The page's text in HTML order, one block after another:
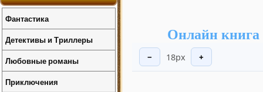
Онлайн
− 18px +
Фантастика
Детективы и Триллеры
Любовные романы
Приключения